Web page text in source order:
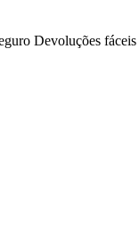
Devoluções fáceis